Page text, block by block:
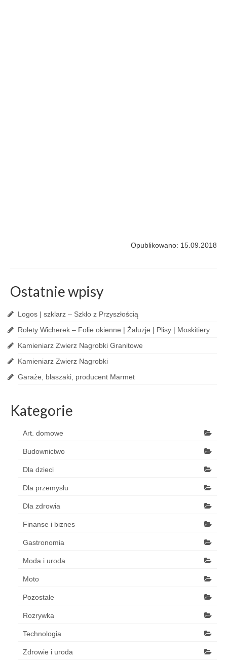
Opublikowano: 15.09.2018
Ostatnie wpisy
Logos | szklarz – Szkło z Przyszłością
Rolety Wicherek – Folie okienne | Żaluzje | Plisy | Moskitiery
Kamieniarz Zwierz Nagrobki Granitowe
Kamieniarz Zwierz Nagrobki
Garaże, blaszaki, producent Marmet
Kategorie
Art. domowe
Budownictwo
Dla dzieci
Dla przemysłu
Dla zdrowia
Finanse i biznes
Gastronomia
Moda i uroda
Moto
Pozostałe
Rozrywka
Technologia
Zdrowie i uroda